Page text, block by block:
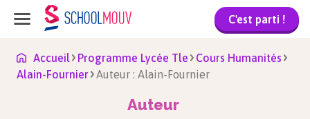
C'est parti !
Accueil Programme Lycée Tle
Cours Humanités
Alain-Fournier
Auteur : Alain-Fournier
Auteur